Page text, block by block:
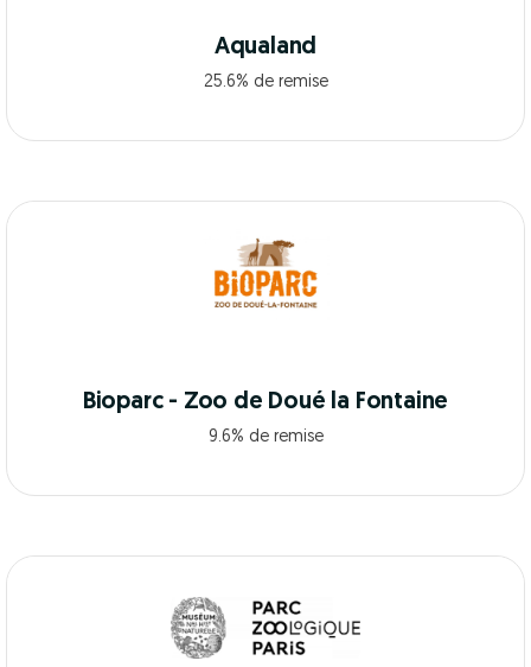
Aqualand
25.6% de remise
Bioparc - Zoo de Doué la Fontaine
9.6% de remise